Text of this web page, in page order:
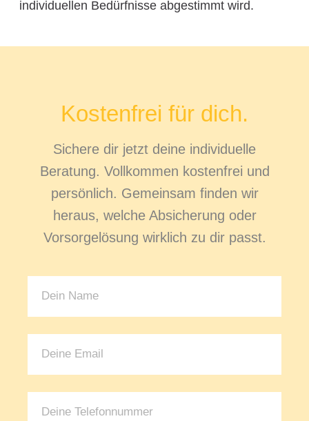
individuellen Bedürfnisse abgestimmt wird.
Kostenfrei für dich.
Sichere dir jetzt deine individuelle
Beratung. Vollkommen kostenfrei und
persönlich. Gemeinsam finden wir
heraus, welche Absicherung oder
Vorsorgelösung wirklich zu dir passt.